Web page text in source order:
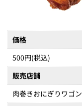
価格
500円(税込)
販売店舗
肉巻きおにぎりワゴン